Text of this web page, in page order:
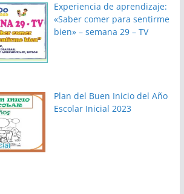
Experiencia de aprendizaje:
«Saber comer para sentirme
bien» – semana 29 – TV
Plan del Buen Inicio del Año
Escolar Inicial 2023